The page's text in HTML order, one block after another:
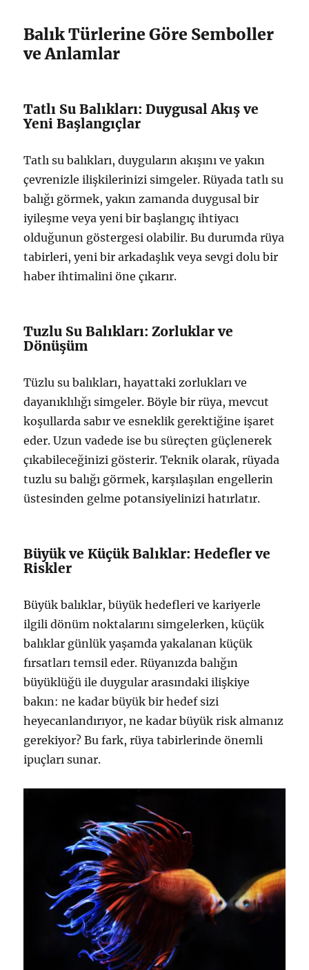
Balık Türlerine Göre Semboller
ve Anlamlar
Tatlı Su Balıkları: Duygusal Akış ve
Yeni Başlangıçlar
Tatlı su balıkları, duyguların akışını ve yakın
çevrenizle ilişkilerinizi simgeler. Rüyada tatlı su
balığı görmek, yakın zamanda duygusal bir
iyileşme veya yeni bir başlangıç ihtiyacı
olduğunun göstergesi olabilir. Bu durumda rüya
tabirleri, yeni bir arkadaşlık veya sevgi dolu bir
haber ihtimalini öne çıkarır.
Tuzlu Su Balıkları: Zorluklar ve
Dönüşüm
Tüzlu su balıkları, hayattaki zorlukları ve
dayanıklılığı simgeler. Böyle bir rüya, mevcut
koşullarda sabır ve esneklik gerektiğine işaret
eder. Uzun vadede ise bu süreçten güçlenerek
çıkabileceğinizi gösterir. Teknik olarak, rüyada
tuzlu su balığı görmek, karşılaşılan engellerin
üstesinden gelme potansiyelinizi hatırlatır.
Büyük ve Küçük Balıklar: Hedefler ve
Riskler
Büyük balıklar, büyük hedefleri ve kariyerle
ilgili dönüm noktalarını simgelerken, küçük
balıklar günlük yaşamda yakalanan küçük
fırsatları temsil eder. Rüyanızda balığın
büyüklüğü ile duygular arasındaki ilişkiye
bakın: ne kadar büyük bir hedef sizi
heyecanlandırıyor, ne kadar büyük risk almanız
gerekiyor? Bu fark, rüya tabirlerinde önemli
ipuçları sunar.